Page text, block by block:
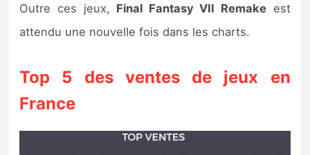
Guides
Outre ces jeux, Final Fantasy VII Remake est
attendu une nouvelle fois dans les charts.
Top 5 des ventes de jeux en
France